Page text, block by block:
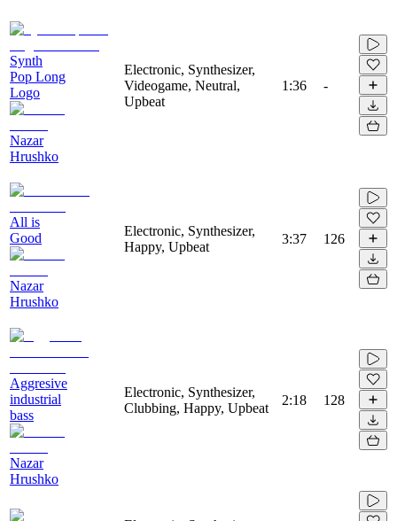
Synth
Pop Long
Logo
Nazar
Hrushko
Electronic, Synthesizer,
Videogame, Neutral,
Upbeat
1:36 -
All is
Good
Nazar
Hrushko
Electronic, Synthesizer,
Happy, Upbeat
3:37 126
Aggresive
industrial
bass
Nazar
Hrushko
Electronic, Synthesizer,
Clubbing, Happy, Upbeat
2:18 128